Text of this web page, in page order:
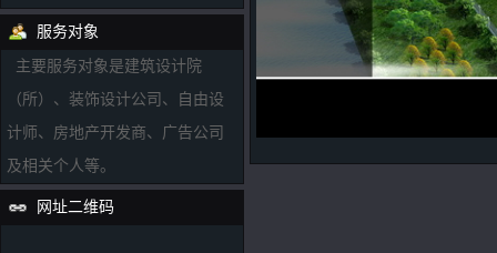
服务对象
主要服务对象是建筑设计院
（所）、装饰设计公司、自由设
计师、房地产开发商、广告公司
及相关个人等。
网址二维码